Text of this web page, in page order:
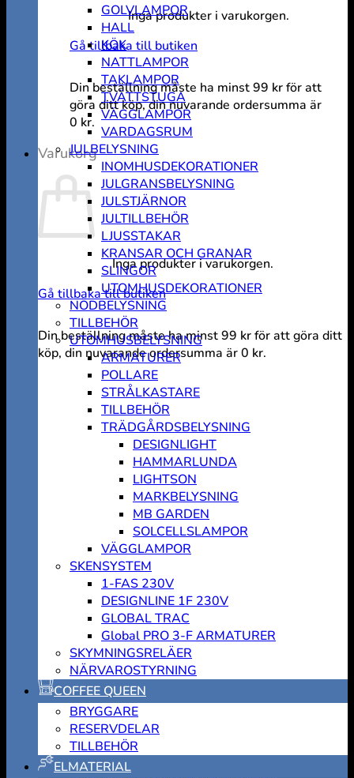
Inga produkter i varukorgen.
Gå tillbaka till butiken
Din beställning måste ha minst99 krför att
göra ditt köp, din nuvarande ordersumma är
0 kr.
Varukorg
Inga produkter i varukorgen.
Gå tillbaka till butiken
Din beställning måste ha minst99 krför att göra ditt
köp, din nuvarande ordersumma är0 kr.
GOLVLAMPOR
HALL
KÖK
NATTLAMPOR
TAKLAMPOR
TVÄTTSTUGA
VÄGGLAMPOR
VARDAGSRUM
JULBELYSNING
INOMHUSDEKORATIONER
JULGRANSBELYSNING
JULSTJÄRNOR
JULTILLBEHÖR
LJUSSTAKAR
KRANSAR OCH GRANAR
SLINGOR
UTOMHUSDEKORATIONER
NÖDBELYSNING
TILLBEHÖR
UTOMHUSBELYSNING
ARMATURER
POLLARE
STRÅLKASTARE
TILLBEHÖR
TRÄDGÅRDSBELYSNING
DESIGNLIGHT
HAMMARLUNDA
LIGHTSON
MARKBELYSNING
MB GARDEN
SOLCELLSLAMPOR
VÄGGLAMPOR
SKENSYSTEM
1-FAS 230V
DESIGNLINE 1F 230V
GLOBAL TRAC
Global PRO 3-F ARMATURER
SKYMNINGSRELÄER
NÄRVAROSTYRNING
COFFEE QUEEN
BRYGGARE
RESERVDELAR
TILLBEHÖR
ELMATERIAL